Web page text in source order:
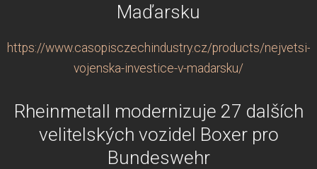
Maďarsku
https://www.casopisczechindustry.cz/products/nejvetsi-
vojenska-investice-v-madarsku/
Rheinmetall modernizuje 27 dalších
velitelských vozidel Boxer pro
Bundeswehr